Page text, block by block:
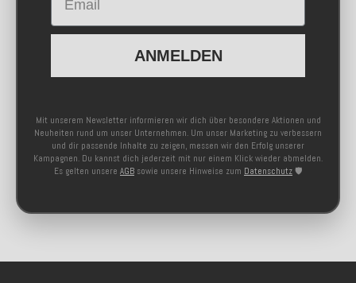
ANMELDEN
Mit unserem Newsletter informieren wir dich über besondere Aktionen und
Neuheiten rund um unser Unternehmen. Um unser Marketing zu verbessern
und dir passende Inhalte zu zeigen, messen wir den Erfolg unserer
Kampagnen. Du kannst dich jederzeit mit nur einem Klick wieder abmelden.
Es gelten unsere AGB sowie unsere Hinweise zum Datenschutz 🛡️